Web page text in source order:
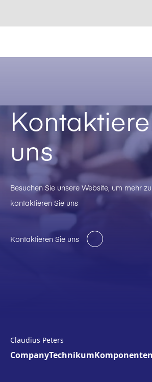
uns
Besuchen Sie unsere Website, um mehr
kontaktieren Sie uns
Kontaktieren Sie uns
Claudius Peters
CompanyTechnikumKomponenten